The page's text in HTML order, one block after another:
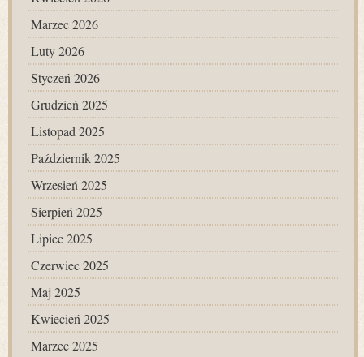
Marzec 2026
Luty 2026
Styczeń 2026
Grudzień 2025
Listopad 2025
Październik 2025
Wrzesień 2025
Sierpień 2025
Lipiec 2025
Czerwiec 2025
Maj 2025
Kwiecień 2025
Marzec 2025